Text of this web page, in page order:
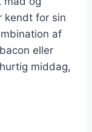
kendt for sin
af
eller
middag,